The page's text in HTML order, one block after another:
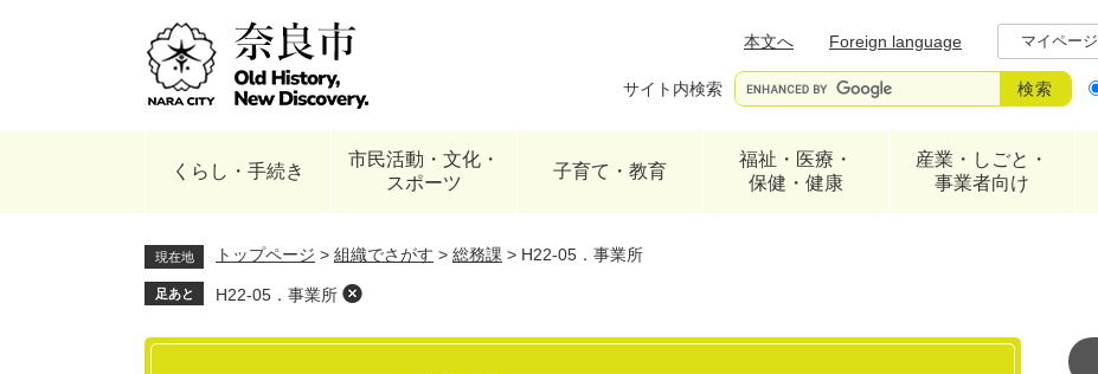
本文へ
Foreign language マイページ
サイト内検索
くらし・手続き
市民活動・文化・
スポーツ
子育て・教育
福祉・医療・
保健・健康
産業・しごと・
事業者向け
現在地 トップページ > 組織でさがす > 総務課 > H22-05．事業所
足あと H22-05．事業所
本